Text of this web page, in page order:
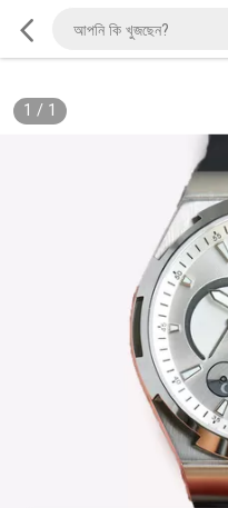
1 / 1